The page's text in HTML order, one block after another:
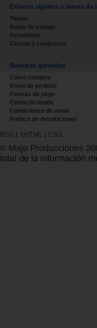
Enlaces rápidos a temas de
Tienda
Bolsa de trabajo
Actualidad
Cursos y congresos
Nuestras garantías
Cómo comprar
Envío de pedidos
Formas de pago
Contacto tienda
Condiciones de venta
Política de devoluciones
RSS | XHTML | CSS
© Majo Producciones
total de la información